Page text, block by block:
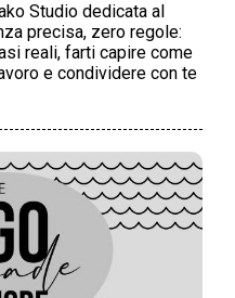
Studio dedicata al
precisa, zero regole:
reali, farti capire come
e condividere con te